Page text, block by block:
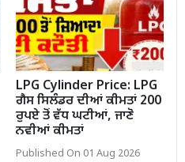
LPG Cylinder Price: LPG
ਗੈਸ ਸਿਲੰਡਰ ਦੀਆਂ ਕੀਮਤਾਂ 200
ਰੁਪਏ ਤੋਂ ਵੱਧ ਘਟੀਆਂ, ਜਾਣੋ
ਨਵੀਆਂ ਕੀਮਤਾਂ
Published On 01 Aug 2026